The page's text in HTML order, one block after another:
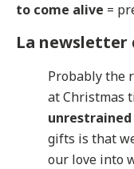
to come alive =
La newsletter
Probably the
at Christmas
unrestrained
gifts is that
our love into